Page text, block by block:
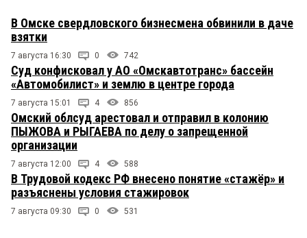
В Омске свердловского бизнесмена обвинили в даче
взятки
7 августа 16:30 0 742
Суд конфисковал у АО «Омскавтотранс» бассейн
«Автомобилист» и землю в центре города
7 августа 15:01 4 856
Омский облсуд арестовал и отправил в колонию
ПЫЖОВА и РЫГАЕВА по делу о запрещенной
организации
7 августа 12:00 4 588
В Трудовой кодекс РФ внесено понятие «стажёр» и
разъяснены условия стажировок
7 августа 09:30 0 531